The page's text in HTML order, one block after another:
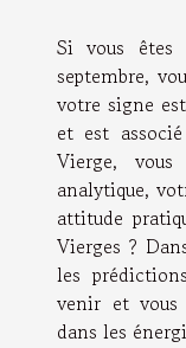
Si vous
septembre,
votre signe
et est
Vierge,
analytique,
attitude
Vierges ?
les
venir et vous
dans les